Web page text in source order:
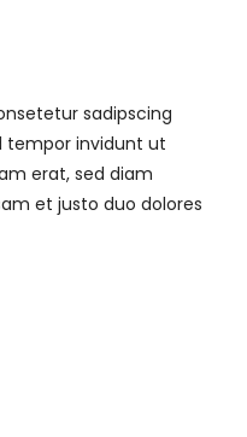
sadipscing
tempor invidunt ut
erat, sed diam
et justo duo dolores